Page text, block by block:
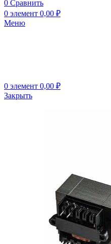
0 Сравнить
0 элемент 0,00 ₽
Меню
0 элемент 0,00 ₽
Закрыть